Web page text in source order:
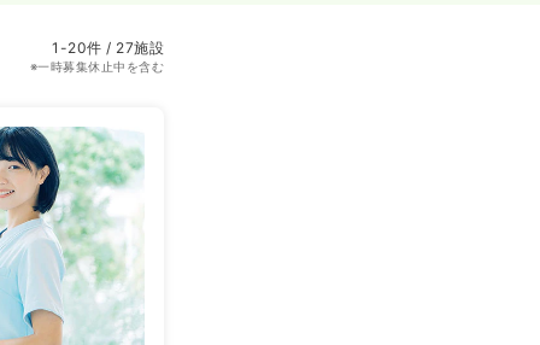
1-20件 / 27施設
※一時募集休止中を含む